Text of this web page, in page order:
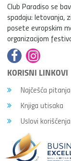
Club Paradiso se
spadaju: letovanja,
posete evropskim
organizacijom
KORISNI LINKOVI
Najčešća pitanja
Knjiga utisaka
Uslovi